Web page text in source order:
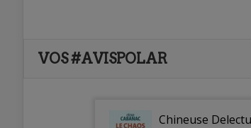
VOS #AVISPOLAR
Chineuse